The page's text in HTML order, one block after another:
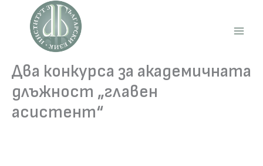
content
Два конкурса за академичната
длъжност „главен
асистент“